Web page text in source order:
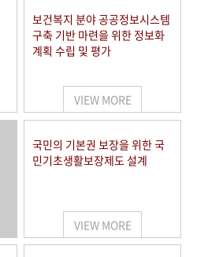
보건복지 분야 공공정보시스템
구축 기반 마련을 위한 정보화
계획 수립 및 평가
VIEW MORE
국민의 기본권 보장을 위한 국
민기초생활보장제도 설계
VIEW MORE